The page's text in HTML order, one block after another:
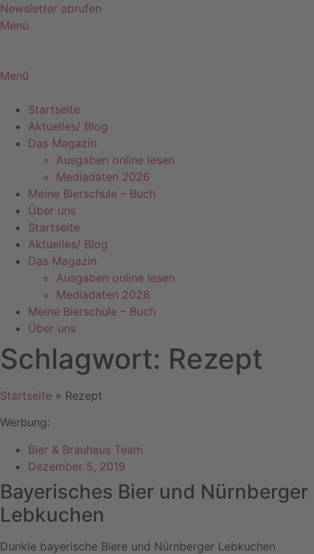
Zum
Inhalt
Newsletter abrufen
Menü
Menü
Startseite
Aktuelles/ Blog
Das Magazin
Ausgaben online lesen
Mediadaten 2026
Meine Bierschule – Buch
Über uns
Startseite
Aktuelles/ Blog
Das Magazin
Ausgaben online lesen
Mediadaten 2026
Meine Bierschule – Buch
Über uns
Schlagwort: Rezept
Startseite » Rezept
Werbung:
Bier & Brauhaus Team
Dezember 5, 2019
Bayerisches Bier und Nürnberger
Lebkuchen
Dunkle bayerische Biere und Nürnberger Lebkuchen